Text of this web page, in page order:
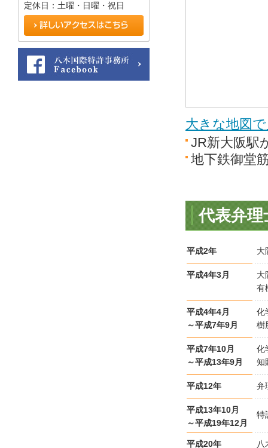
大きな地図
JR新大阪駅
地下鉄御堂
代表弁
平成2年 大
平成4年3月
大
有
平成4年4月
～平成7年9月
化
樹
平成7年10月
～平成13年9月
化
知
平成12年 弁
平成13年10月
～平成19年12月
特
平成20年 八
定休日：土曜・日曜・祝日